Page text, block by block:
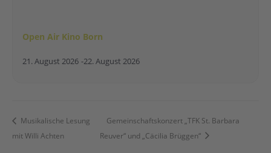
Open Air Kino Born
21. August 2026 -22. August 2026
Musikalische Lesung
mit Willi Achten
Gemeinschaftskonzert „TFK St. Barbara
Reuver“ und „Cäcilia Brüggen“